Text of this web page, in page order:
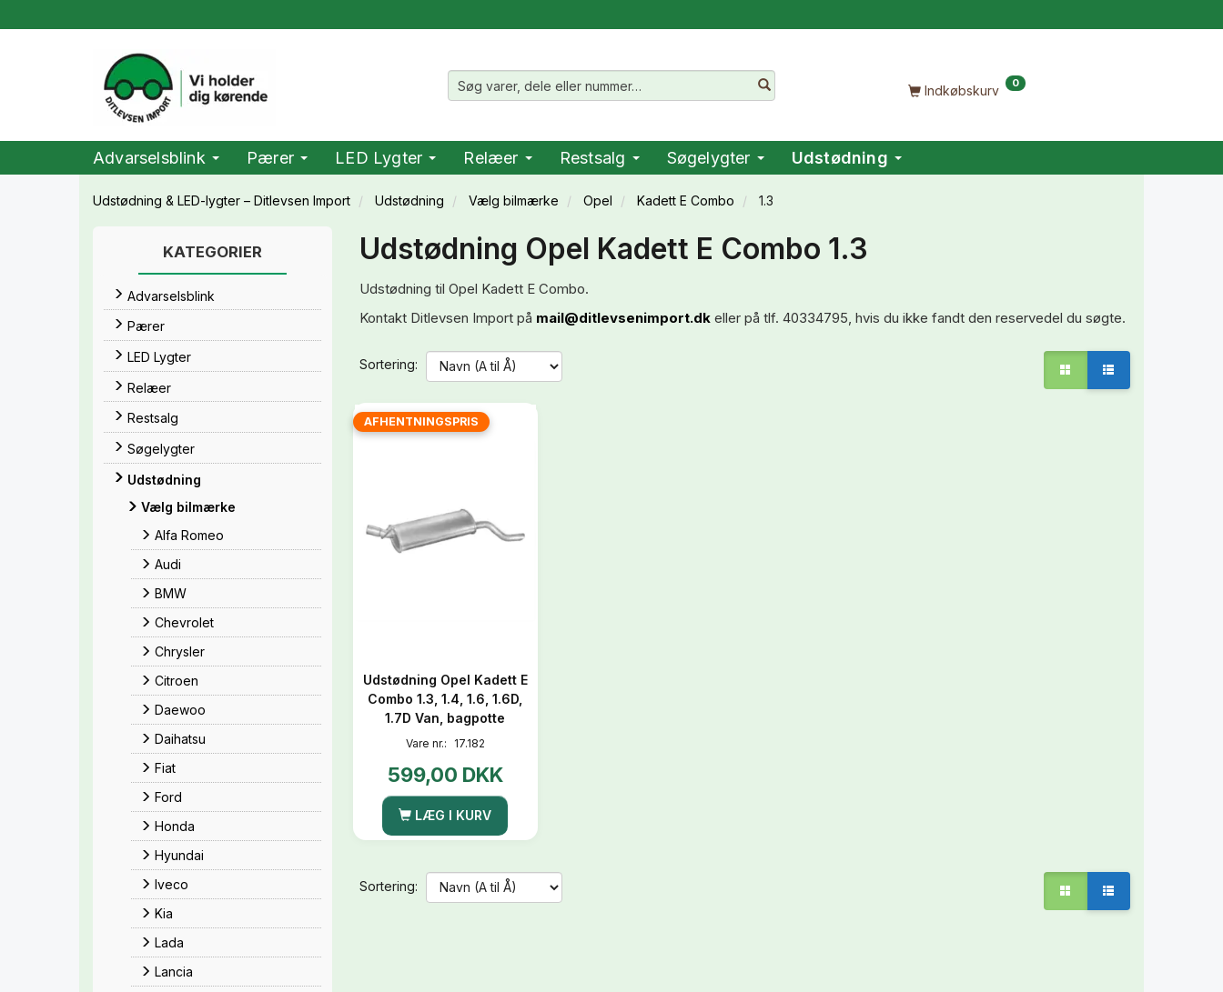
Indkøbskurv 0
Advarselsblink Pærer LED Lygter Relæer Restsalg Søgelygter Udstødning
Udstødning & LED-lygter – Ditlevsen Import Udstødning Vælg bilmærke Opel Kadett E Combo 1.3
KATEGORIER
Advarselsblink
Pærer
LED Lygter
Relæer
Restsalg
Søgelygter
Udstødning
Vælg bilmærke
Alfa Romeo
Audi
BMW
Chevrolet
Chrysler
Citroen
Daewoo
Daihatsu
Fiat
Ford
Honda
Hyundai
Iveco
Kia
Lada
Lancia
Udstødning Opel Kadett E Combo 1.3
Udstødning til Opel Kadett E Combo.
Kontakt Ditlevsen Import på mail@ditlevsenimport.dkeller på tlf. 40334795, hvis du ikke fandt den reservedel du søgte.
Sortering:
AFHENTNINGSPRIS
Udstødning Opel Kadett E
Combo 1.3, 1.4, 1.6, 1.6D,
1.7D Van, bagpotte
Vare nr.: 17.182
599,00 DKK
LÆG I KURV
Sortering: